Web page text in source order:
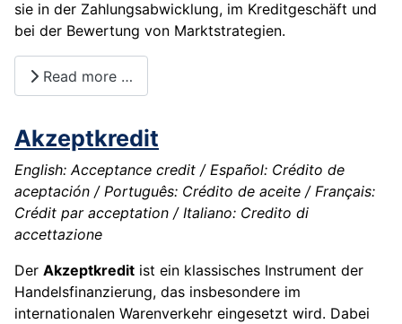
sie in der Zahlungsabwicklung, im Kreditgeschäft und
bei der Bewertung von Marktstrategien.
Read more …
Akzeptkredit
English: Acceptance credit / Español: Crédito de
aceptación / Português: Crédito de aceite / Français:
Crédit par acceptation / Italiano: Credito di
accettazione
Der Akzeptkredit ist ein klassisches Instrument der
Handelsfinanzierung, das insbesondere im
internationalen Warenverkehr eingesetzt wird. Dabei